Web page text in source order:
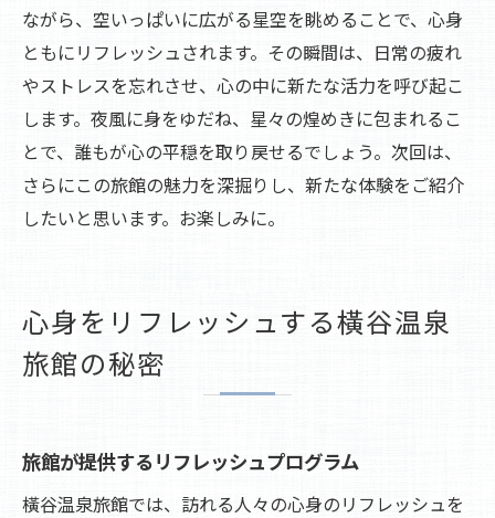
ながら、空いっぱいに広がる星空を眺めることで、心身
ともにリフレッシュされます。その瞬間は、日常の疲れ
やストレスを忘れさせ、心の中に新たな活力を呼び起こ
します。夜風に身をゆだね、星々の煌めきに包まれるこ
とで、誰もが心の平穏を取り戻せるでしょう。次回は、
さらにこの旅館の魅力を深掘りし、新たな体験をご紹介
したいと思います。お楽しみに。
心身をリフレッシュする橫谷温泉
旅館の秘密
旅館が提供するリフレッシュプログラム
橫谷温泉旅館では、訪れる人々の心身のリフレッシュを